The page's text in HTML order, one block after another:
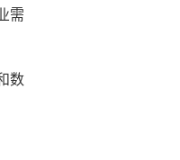
需
数